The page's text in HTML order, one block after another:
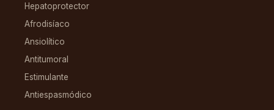
Hepatoprotector
Afrodisíaco
Ansiolítico
Antitumoral
Estimulante
Antiespasmódico